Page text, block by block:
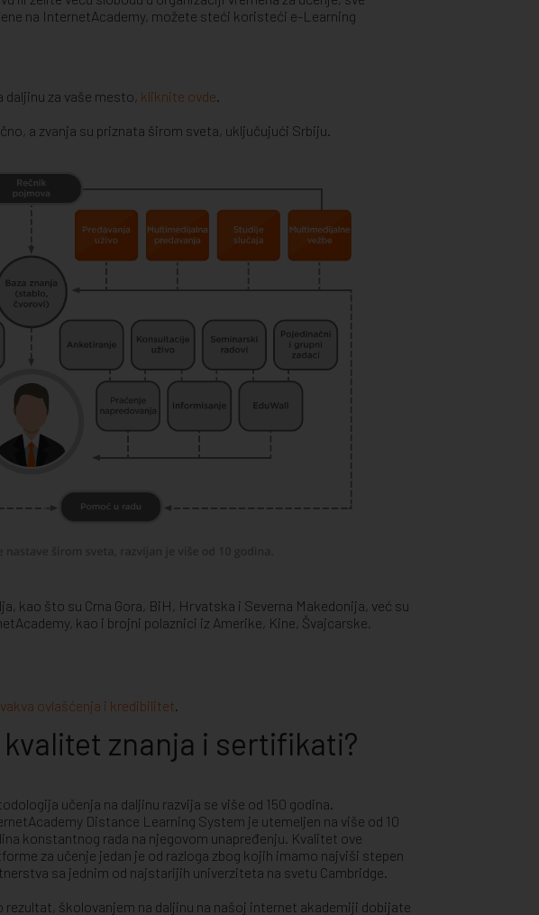
na InternetAcademy, možete steći koristeći e-Learning
za vaše mesto, kliknite ovde.
a zvanja su priznata širom sveta, uključujući Srbiju.
kao što su Crna Gora, BiH, Hrvatska i Severna Makedonija, već su
kao i brojni polaznici iz Amerike, Kine, Švajcarske,
ovlašćenja i kredibilitet.
znanja i sertifikati?
učenja na daljinu razvija se više od 150 godina.
Distance Learning System je utemeljen na više od 10
konstantnog rada na njegovom unapređenju. Kvalitet ove
za učenje jedan je od razloga zbog kojih imamo najviši stepen
sa jednim od najstarijih univerziteta na svetu Cambridge.
rezultat, školovanjem na daljinu na našoj internet akademiji dobijate